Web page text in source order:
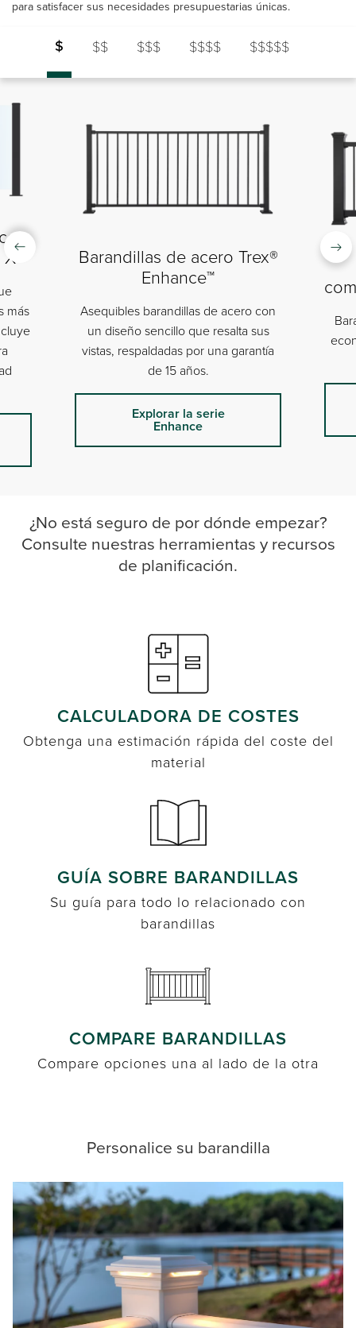
para satisfacer sus necesidades presupuestarias únicas.
X
más
Barandillas de acero Trex®
Enhance™
Asequibles barandillas de acero con
un diseño sencillo que resalta sus
vistas, respaldadas por una garantía
de 15 años.
Explorar la serie
Enhance
$ $$ $$$ $$$$ $$$$$
¿No está seguro de por dónde empezar?
Consulte nuestras herramientas y recursos
de planificación.
CALCULADORA DE COSTES
Obtenga una estimación rápida del coste del
material
GUÍA SOBRE BARANDILLAS
Su guía para todo lo relacionado con
barandillas
COMPARE BARANDILLAS
Compare opciones una al lado de la otra
Personalice su barandilla